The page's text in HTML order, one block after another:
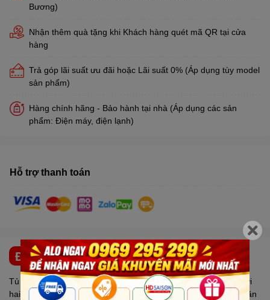
Bương)
Nhận thêm quà tặng khi Khách hàng quét mã QR tại cửa
hàng
Trả góp lãi suất ưu đãi hoặc Lãi suất 0% (Áp dụng tùy model
sản phẩm)
Hàng chính hãng - Bảo hành tại nhà (Áp dụng các sản
phẩm: Điện máy, điện lạnh)
Hỗ trợ thanh toán
ĐẶC ĐIỂM NỔI BẬT
Tủ mát SANAKY240 lít VH-308KL có công nghệ kính Low-E với
hai lớp kính chịu lực làm giảm sự phát tán, hấp thụ nhiệt và ngăn